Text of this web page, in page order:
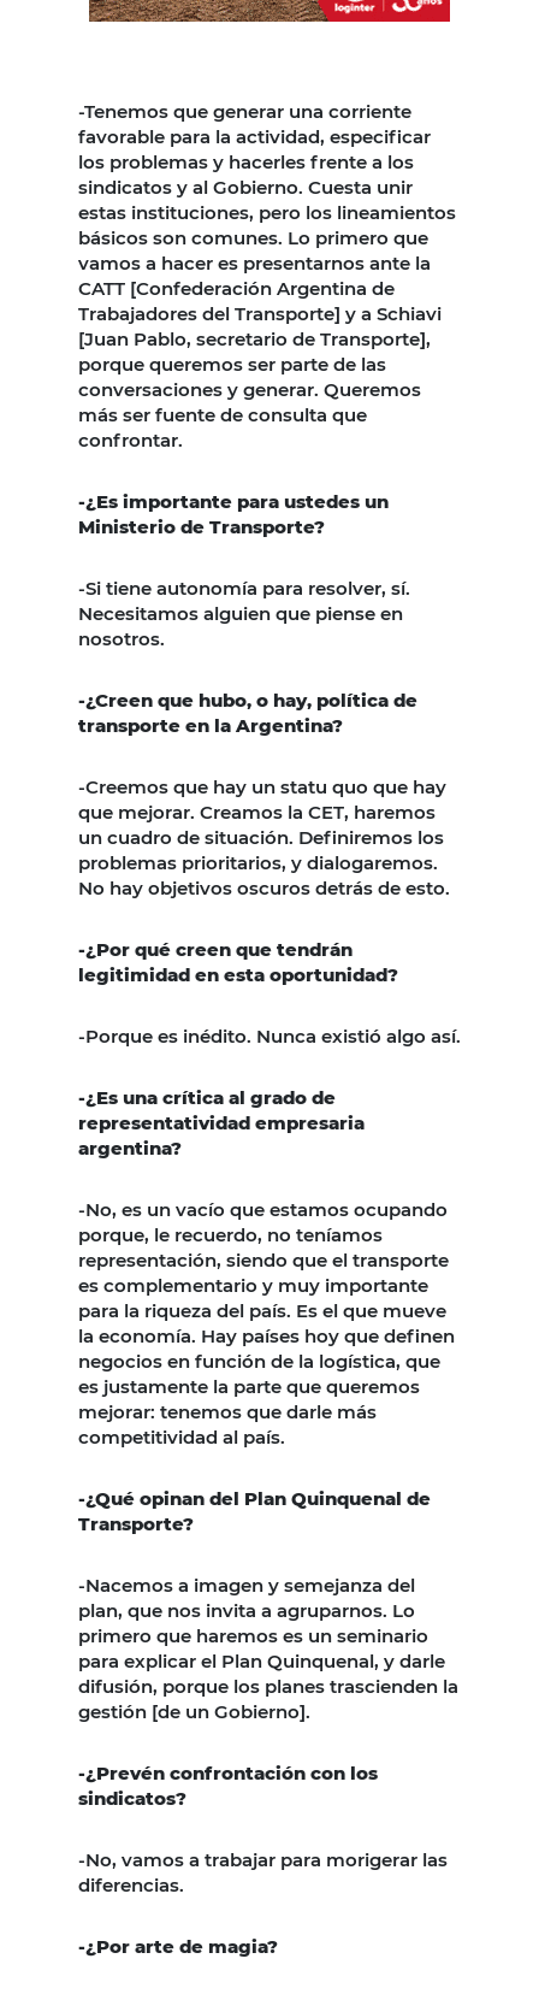
-Tenemos que generar una corriente
favorable para la actividad, especificar
los problemas y hacerles frente a los
sindicatos y al Gobierno. Cuesta unir
estas instituciones, pero los lineamientos
básicos son comunes. Lo primero que
vamos a hacer es presentarnos ante la
CATT [Confederación Argentina de
Trabajadores del Transporte] y a Schiavi
[Juan Pablo, secretario de Transporte],
porque queremos ser parte de las
conversaciones y generar. Queremos
más ser fuente de consulta que
confrontar.
-¿Es importante para ustedes un
Ministerio de Transporte?
-Si tiene autonomía para resolver, sí.
Necesitamos alguien que piense en
nosotros.
-¿Creen que hubo, o hay, política de
transporte en la Argentina?
-Creemos que hay un statu quo que hay
que mejorar. Creamos la CET, haremos
un cuadro de situación. Definiremos los
problemas prioritarios, y dialogaremos.
No hay objetivos oscuros detrás de esto.
-¿Por qué creen que tendrán
legitimidad en esta oportunidad?
-Porque es inédito. Nunca existió algo así.
-¿Es una crítica al grado de
representatividad empresaria
argentina?
-No, es un vacío que estamos ocupando
porque, le recuerdo, no teníamos
representación, siendo que el transporte
es complementario y muy importante
para la riqueza del país. Es el que mueve
la economía. Hay países hoy que definen
negocios en función de la logística, que
es justamente la parte que queremos
mejorar: tenemos que darle más
competitividad al país.
-¿Qué opinan del Plan Quinquenal de
Transporte?
-Nacemos a imagen y semejanza del
plan, que nos invita a agruparnos. Lo
primero que haremos es un seminario
para explicar el Plan Quinquenal, y darle
difusión, porque los planes trascienden la
gestión [de un Gobierno].
-¿Prevén confrontación con los
sindicatos?
-No, vamos a trabajar para morigerar las
diferencias.
-¿Por arte de magia?